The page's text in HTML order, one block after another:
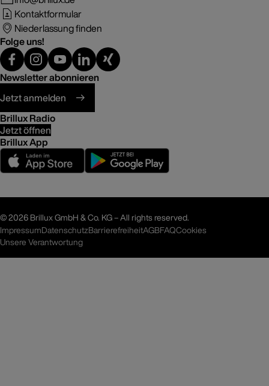
Kontaktformular
Niederlassung finden
Folge uns!
Newsletter abonnieren
Jetzt anmelden
Brillux Radio
Jetzt öffnen
Brillux App
©2026 Brillux GmbH & Co. KG – All rights reserved.
ImpressumDatenschutzBarrierefreiheitAGBFAQCookies
Unsere Verantwortung